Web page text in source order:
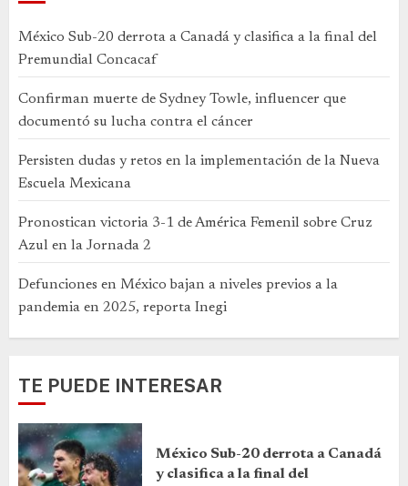
México Sub-20 derrota a Canadá y clasifica a la final del
Premundial Concacaf
Confirman muerte de Sydney Towle, influencer que
documentó su lucha contra el cáncer
Persisten dudas y retos en la implementación de la Nueva
Escuela Mexicana
Pronostican victoria 3-1 de América Femenil sobre Cruz
Azul en la Jornada 2
Defunciones en México bajan a niveles previos a la
pandemia en 2025, reporta Inegi
TE PUEDE INTERESAR
México Sub-20 derrota a Canadá
y clasifica a la final del